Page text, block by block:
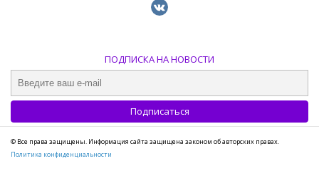
ПОДПИСКА НА НОВОСТИ
© Все права защищены. Информация сайта защищена законом об авторских правах.
Политика конфиденциальности